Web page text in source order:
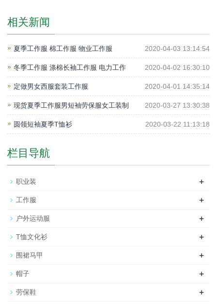
相关新闻
2020-04-03 13:14:54
夏季工作服 棉工作服 物业工作服
2020-04-02 16:30:10
冬季工作服 涤棉长袖工作服 电力工作
2020-04-01 14:35:14
定做男女西服套装工作服
2020-03-27 13:30:38
现货夏季工作服男短袖劳保服女工装制
2020-03-22 11:13:18
圆领短袖夏季T恤衫
栏目导航
+
职业装
+
工作服
+
户外运动服
+
T恤文化衫
+
围裙马甲
+
帽子
+
劳保鞋